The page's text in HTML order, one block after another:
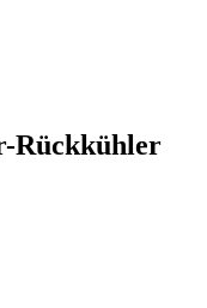
Rückkühler